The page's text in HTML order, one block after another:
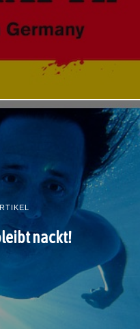
nackt!